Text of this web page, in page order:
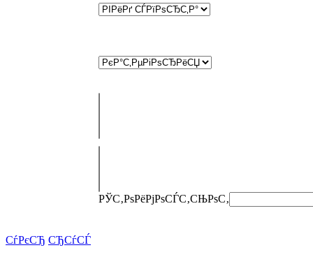
РЎС‚РѕРёРјРѕСЃС‚СЊРѕС‚
СѓРєСЂ СЂСѓСЃ